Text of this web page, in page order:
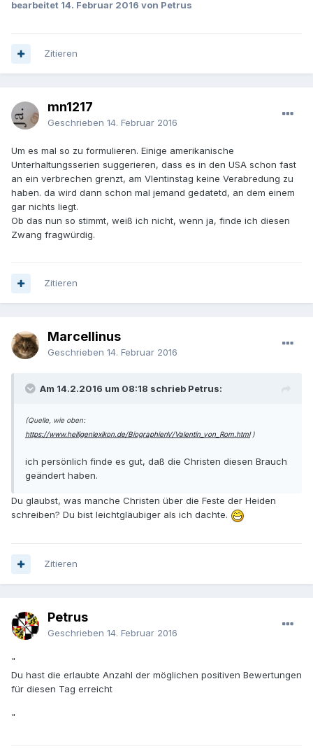
bearbeitet 14. Februar 2016 von Petrus
Zitieren
mn1217
Geschrieben 14. Februar 2016
Um es mal so zu formulieren. Einige amerikanische
Unterhaltungsserien suggerieren, dass es in den USA schon fast
an ein verbrechen grenzt, am Vlentinstag keine Verabredung zu
haben. da wird dann schon mal jemand gedatetd, an dem einem
gar nichts liegt.
Ob das nun so stimmt, weiß ich nicht, wenn ja, finde ich diesen
Zwang fragwürdig.
Zitieren
Marcellinus
Geschrieben 14. Februar 2016
Am 14.2.2016 um 08:18 schrieb Petrus:
(Quelle, wie oben:
https://www.heiligenlexikon.de/BiographienV/Valentin_von_Rom.html)
ich persönlich finde es gut, daß die Christen diesen Brauch
geändert haben.
Du glaubst, was manche Christen über die Feste der Heiden
schreiben? Du bist leichtgläubiger als ich dachte.
Zitieren
Petrus
Geschrieben 14. Februar 2016
"
Du hast die erlaubte Anzahl der möglichen positiven Bewertungen
für diesen Tag erreicht
"